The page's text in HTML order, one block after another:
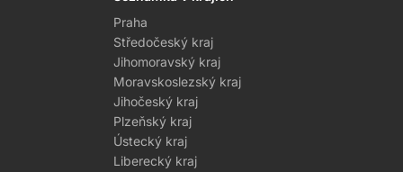
Praha
Středočeský kraj
Jihomoravský kraj
Moravskoslezský kraj
Jihočeský kraj
Plzeňský kraj
Ústecký kraj
Liberecký kraj